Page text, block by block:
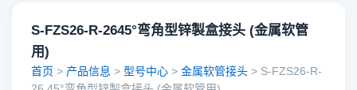
S-FZS26-R-2645°弯角型锌製盒接头 (金属软管
用)
首页 > 产品信息 > 型号中心 > 金属软管接头 > S-FZS26-R-